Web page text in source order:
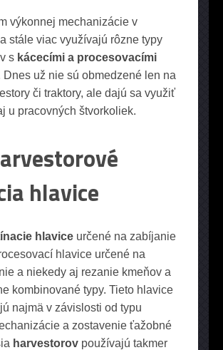
výkonnej mechanizácie v
stále viac využívajú rôzne typy
s kácecími a procesovacími
Dnes už nie sú obmedzené len na
či traktory, ale dajú sa využiť
u pracovných štvorkoliek.
hlavice
hlavice určené na zabíjanie
hlavice určené na
a niekedy aj rezanie kmeňov a
kombinované typy. Tieto hlavice
najmä v závislosti od typu
a zostavenie ťažobné
harvestorov používajú takmer